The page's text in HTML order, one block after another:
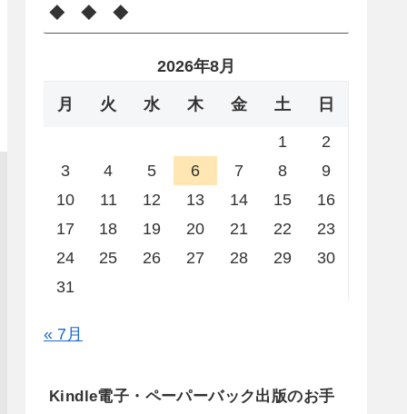
◆ ◆ ◆
2026年8月
月 火 水 木 金 土 日
1
2
3
4 5 6 7 8
9
10
11 12 13 14 15
16
17
18 19 20 21 22
23
24
25 26 27 28 29
30
31
« 7月
Kindle電子・ペーパーバック出版のお手